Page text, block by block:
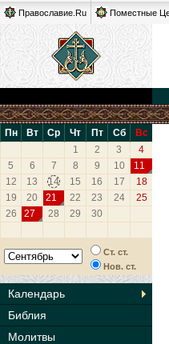
Православие.Ru Поместные
Пн Вт Ср Чт Пт Сб
Вс
1
2 3
4
5
6 7 8 9 10
11
12
13 14 15 16 17
18
19
20 21 22 23 24
25
26
27 28 29 30
Ст. ст.
Нов. ст.
Календарь
Библия
Молитвы